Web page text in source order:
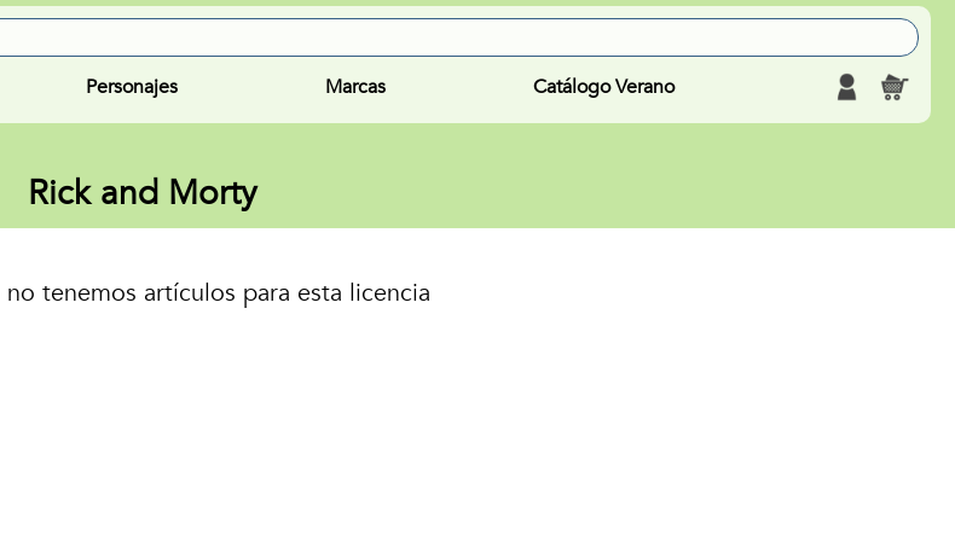
Personajes Marcas Catálogo Verano
Rick and Morty
tenemos artículos para esta licencia